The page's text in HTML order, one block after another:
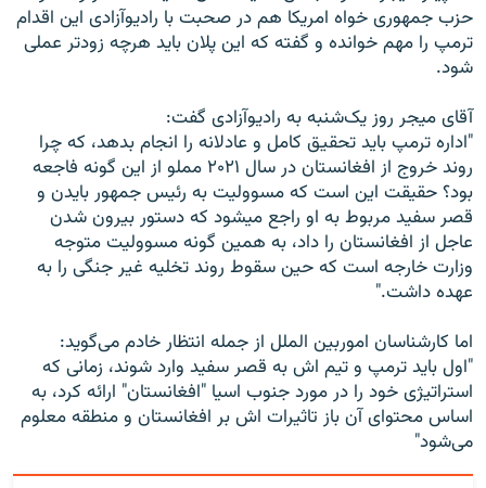
حزب جمهوری خواه امریکا هم در صحبت با رادیوآزادی این اقدام
ترمپ را مهم خوانده و گفته که این پلان باید هرچه زودتر عملی
شود.
آقای میجر روز یک‌شنبه به رادیوآزادی گفت:
"اداره ترمپ باید تحقیق کامل و عادلانه را انجام بدهد، که چرا
روند خروج از افغانستان در سال ۲۰۲۱ مملو از این گونه فاجعه
بود؟ حقیقت این است که مسوولیت به رئیس جمهور بایدن و
قصر سفید مربوط به او راجع میشود که دستور بیرون شدن
عاجل از افغانستان را داد، به همین گونه مسوولیت متوجه
وزارت خارجه است که حین سقوط روند تخلیه غیر جنگی را به
عهده داشت."
اما کارشناسان اموربین الملل از جمله انتظار خادم می‌گوید:
"اول باید ترمپ و تیم اش به قصر سفید وارد شوند، زمانی که
استراتیژی خود را در مورد جنوب اسیا "افغانستان" ارائه کرد، به
اساس محتوای آن باز تاثیرات اش بر افغانستان و منطقه معلوم
می‌شود"